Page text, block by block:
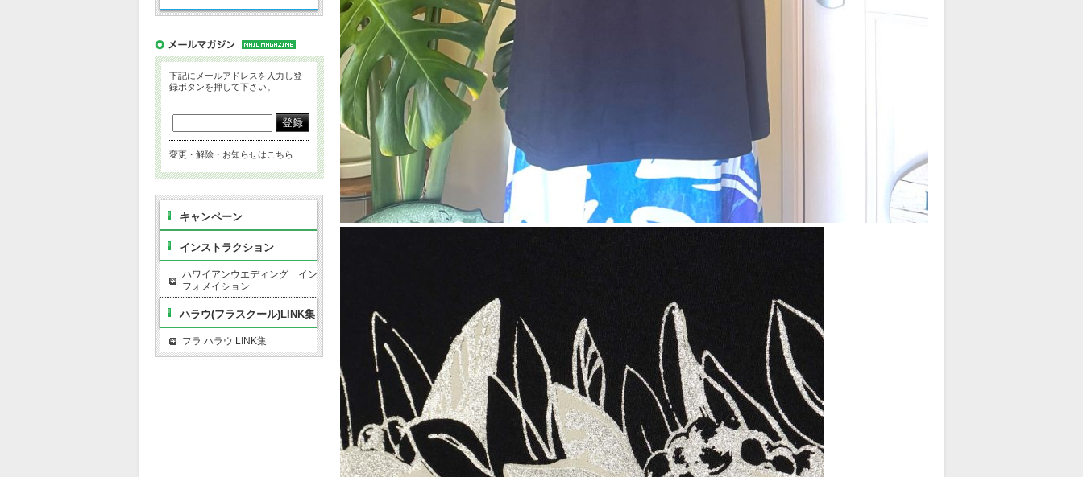
下記にメールアドレスを入力し登
録ボタンを押して下さい。
変更・解除・お知らせはこちら
キャンペーン
インストラクション
ハワイアンウエディング イン
フォメイション
ハラウ(フラスクール)LINK集
フラ ハラウ LINK集